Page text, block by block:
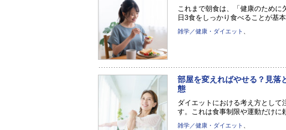
これまで朝食は、「健康のために
日3食をしっかり食べることが基
雑学／健康・ダイエット 、
部屋を変えればやせる？見落
態
ダイエットにおける考え方とし
す。これは食事制限や運動だけに
雑学／健康・ダイエット 、